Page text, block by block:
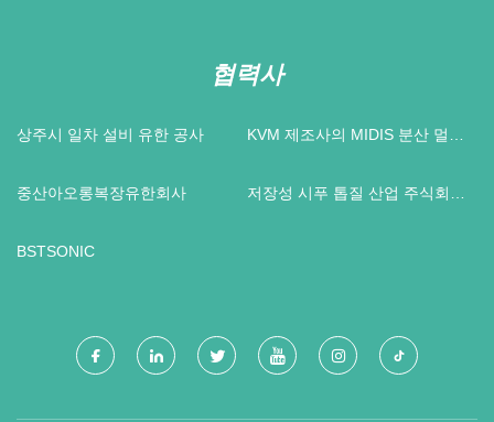
협력사
상주시 일차 설비 유한 공사
KVM 제조사의 MIDIS 분산 멀티
중산아오롱복장유한회사
저장성 시푸 톱질 산업 주식회사
BSTSONIC